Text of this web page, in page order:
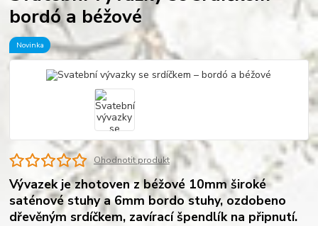
bordó a béžové
Novinka
Ohodnotit produkt
Vývazek je zhotoven z béžové 10mm široké
saténové stuhy a 6mm bordo stuhy, ozdobeno
dřevěným srdíčkem, zavírací špendlík na připnutí.